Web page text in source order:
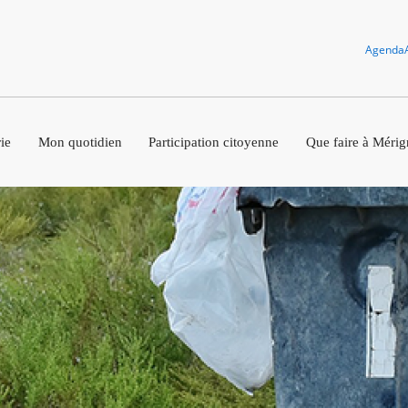
Agenda
Mon quotidien Participation citoyenne Que faire à